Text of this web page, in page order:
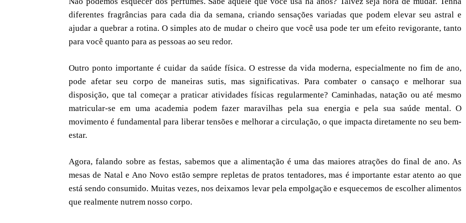
diferentes fragrâncias para cada dia da semana, criando sensações variadas que podem elevar seu astral e
ajudar a quebrar a rotina. O simples ato de mudar o cheiro que você usa pode ter um efeito revigorante, tanto
para você quanto para as pessoas ao seu redor.
Outro ponto importante é cuidar da saúde física. O estresse da vida moderna, especialmente no fim de ano,
pode afetar seu corpo de maneiras sutis, mas significativas. Para combater o cansaço e melhorar sua
disposição, que tal começar a praticar atividades físicas regularmente? Caminhadas, natação ou até mesmo
matricular-se em uma academia podem fazer maravilhas pela sua energia e pela sua saúde mental. O
movimento é fundamental para liberar tensões e melhorar a circulação, o que impacta diretamente no seu bem-
estar.
Agora, falando sobre as festas, sabemos que a alimentação é uma das maiores atrações do final de ano. As
mesas de Natal e Ano Novo estão sempre repletas de pratos tentadores, mas é importante estar atento ao que
está sendo consumido. Muitas vezes, nos deixamos levar pela empolgação e esquecemos de escolher alimentos
que realmente nutrem nosso corpo.